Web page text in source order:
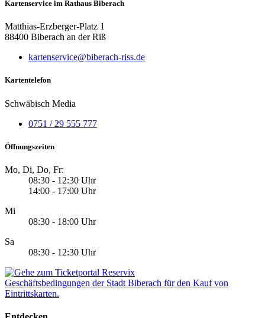
Kartenservice im Rathaus Biberach
Matthias-Erzberger-Platz 1
88400 Biberach an der Riß
kartenservice@biberach-riss.de
Kartentelefon
Schwäbisch Media
0751 / 29 555 777
Öffnungszeiten
Mo, Di, Do, Fr:
08:30 - 12:30 Uhr
14:00 - 17:00 Uhr
Mi
08:30 - 18:00 Uhr
Sa
08:30 - 12:30 Uhr
Geschäftsbedingungen der Stadt Biberach für den Kauf von
Eintrittskarten.